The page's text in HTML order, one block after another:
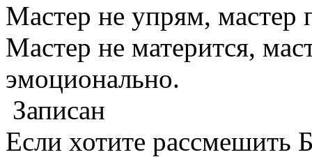
Мастер не упрям, мастер
Мастер не матерится,
эмоционально.
Записан
Если хотите рассмешить